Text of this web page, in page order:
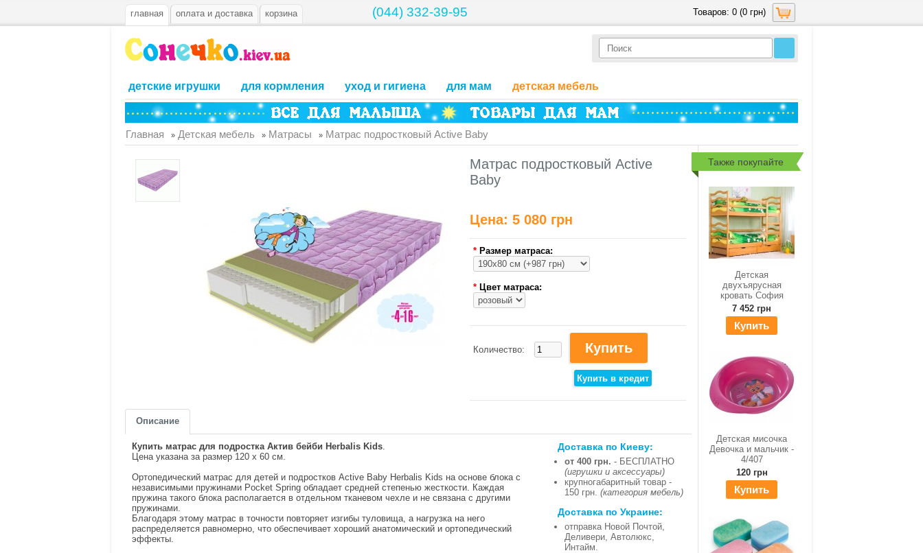
Товаров: 0 (0 грн)
(044) 332-39-95
главная оплата и доставка корзина
детские игрушки для кормления уход и гигиена для мам детская мебель
Главная » Детская мебель » Матрасы » Матрас подростковый Active Baby
Также покупайте
Детская
двухъярусная
кровать София
7 452 грн
Купить
Детская мисочка
Девочка и мальчик -
4/407
120 грн
Купить
Матрас подростковый Active
Baby
Цена: 5 080 грн
* Размер матраса:
* Цвет матраса:
Количество:
Описание
Доставка по Киеву:
от 400 грн. - БЕСПЛАТНО
(игрушки и аксессуары)
крупногабаритный товар -
150 грн. (категория мебель)
Доставка по Украине:
отправка Новой Почтой,
Деливери, Автолюкс,
Интайм.
Купить матрас для подростка Актив бейби Herbalis Kids.
Цена указана за размер 120 х 60 см.
Ортопедический матрас для детей и подростков Active Baby Herbalis Kids на основе блока с
независимыми пружинами Pocket Spring обладает средней степенью жесткости. Каждая
пружина такого блока располагается в отдельном тканевом чехле и не связана с другими
пружинами.
Благодаря этому матрас в точности повторяет изгибы туловища, а нагрузка на него
распределяется равномерно, что обеспечивает хороший анатомический и ортопедический
эффекты.